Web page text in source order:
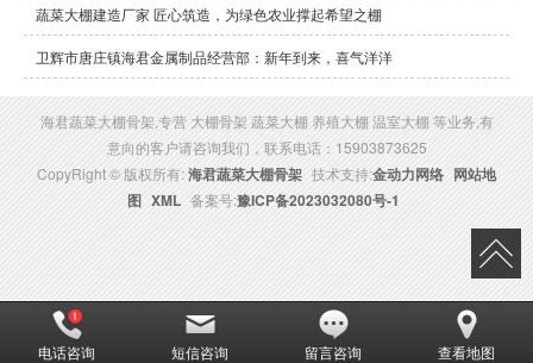
蔬菜大棚建造厂家 匠心筑造，为绿色农业撑起希望之棚
卫辉市唐庄镇海君金属制品经营部：新年到来，喜气洋洋
海君蔬菜大棚骨架,专营 大棚骨架 蔬菜大棚 养殖大棚 温室大棚 等业务,有
意向的客户请咨询我们，联系电话：15903873625
CopyRight © 版权所有:海君蔬菜大棚骨架 技术支持:金动力网络 网站地
图 XML 备案号:豫ICP备2023032080号-1
电话咨询 短信咨询 留言咨询 查看地图